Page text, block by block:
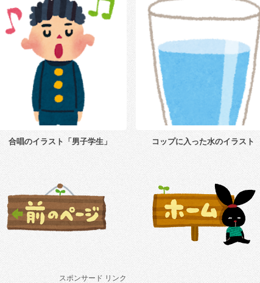
合唱のイラスト「男子学生」 コップに入った水のイラスト
スポンサード リンク